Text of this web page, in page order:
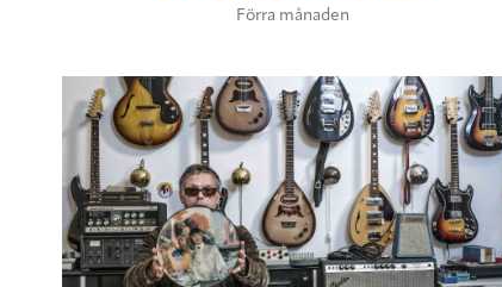
Förra månaden